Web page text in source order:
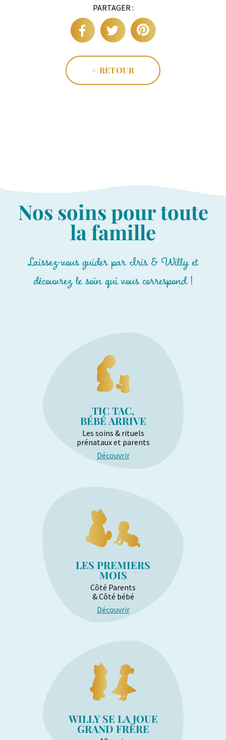
PARTAGER :
< RETOUR
Nos soins pour toute
la famille
Laissez-vous guider par Iris & Willy et
découvrez le soin qui vous correspond !
TIC TAC,
BÉBÉ ARRIVE
Les soins & rituels
prénataux et parents
Découvrir
LES PREMIERS
MOIS
Côté Parents
& Côté bébé
Découvrir
WILLY SE LA JOUE
GRAND FRÈRE